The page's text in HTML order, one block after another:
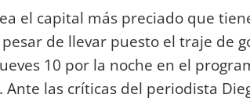
el capital más preciado que
de llevar puesto el traje de
10 por la noche en el
Ante las críticas del periodista